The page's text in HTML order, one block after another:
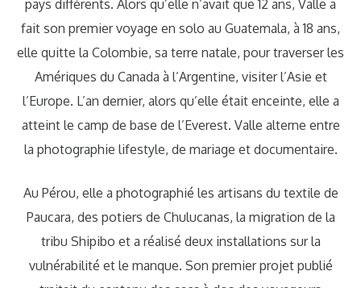
pays différents. Alors qu’elle n’avait que 12 ans, Valle a
fait son premier voyage en solo au Guatemala, à 18 ans,
elle quitte la Colombie, sa terre natale, pour traverser les
Amériques du Canada à l’Argentine, visiter l’Asie et
l’Europe. L’an dernier, alors qu’elle était enceinte, elle a
atteint le camp de base de l’Everest. Valle alterne entre
la photographie lifestyle, de mariage et documentaire.
Au Pérou, elle a photographié les artisans du textile de
Paucara, des potiers de Chulucanas, la migration de la
tribu Shipibo et a réalisé deux installations sur la
vulnérabilité et le manque. Son premier projet publié